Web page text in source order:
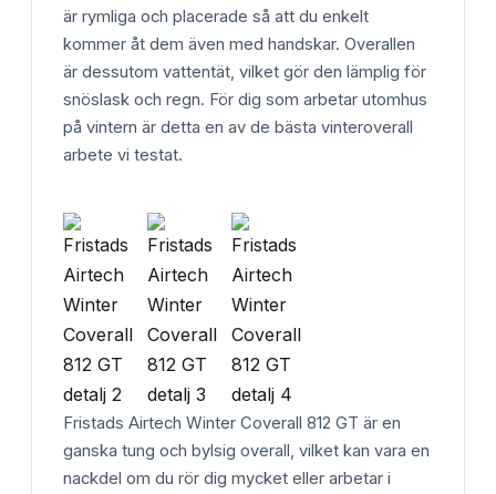
är rymliga och placerade så att du enkelt
kommer åt dem även med handskar. Overallen
är dessutom vattentät, vilket gör den lämplig för
snöslask och regn. För dig som arbetar utomhus
på vintern är detta en av de bästa vinteroverall
arbete vi testat.
Fristads Airtech Winter Coverall 812 GT är en
ganska tung och bylsig overall, vilket kan vara en
nackdel om du rör dig mycket eller arbetar i